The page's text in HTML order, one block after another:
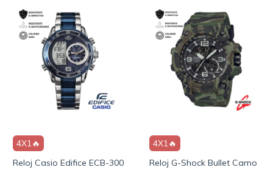
4X1🔥
Reloj Casio Edifice ECB-300
4X1🔥
Reloj G-Shock Bullet Camo